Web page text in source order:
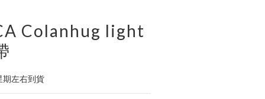
Colanhug light
期左右到貨